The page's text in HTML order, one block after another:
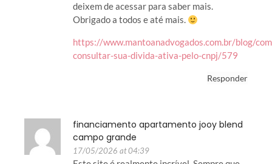
deixem de acessar para saber mais.
Obrigado a todos e até mais.
https://www.mantoanadvogados.com.br/blog/
consultar-sua-divida-ativa-pelo-cnpj/579
Responder
financiamento apartamento jooy blend
campo grande
17/05/2026 at 04:39